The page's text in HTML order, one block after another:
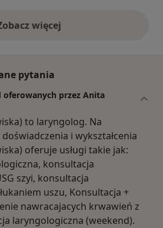
więcej
opinie powyżej
pytania
oferowanych przez Anita
to laryngolog. Na
i wykształcenia
oferuje usługi takie jak:
konsultacja
szyi, konsultacja
uszu, Konsultacja +
nawracajacych krwawień z
laryngologiczna (weekend).